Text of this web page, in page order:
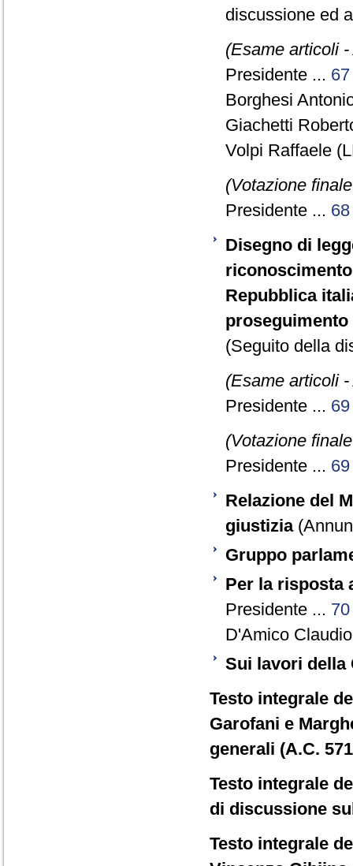
discussione ed
(Esame articoli
Presidente ... 67
Borghesi
Giachetti
Volpi Raffaele
(Votazione
Presidente ... 68
Disegno di
Repubblica
(Seguito della
(Esame articoli
Presidente ... 69
(Votazione
Presidente ... 69
Relazione del
giustizia
Gruppo
Per la risposta
Presidente ... 70
D'Amico
Sui lavori della
Testo integrale
Garofani e
generali (A.C.
Testo integrale
di discussione
Testo integrale